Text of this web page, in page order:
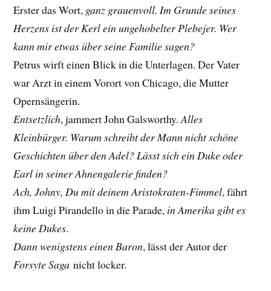
Erster das Wort, ganz grauenvoll. Im Grunde seines
Herzens ist der Kerl ein ungehobelter Plebejer. Wer
kann mir etwas über seine Familie sagen?
Petrus wirft einen Blick in die Unterlagen. Der Vater
war Arzt in einem Vorort von Chicago, die Mutter
Opernsängerin.
Entsetzlich, jammert John Galsworthy.Alles
Kleinbürger. Warum schreibt der Mann nicht schöne
Geschichten über den Adel? Lässt sich ein Duke oder
Earl in seiner Ahnengalerie finden?
Ach, Johny, Du mit deinem Aristokraten-Fimmel, fährt
ihm Luigi Pirandello in die Parade, in Amerika gibt es
keine Dukes.
Dann wenigstens einen Baron, lässt der Autor der
Forsyte Saga nicht locker.